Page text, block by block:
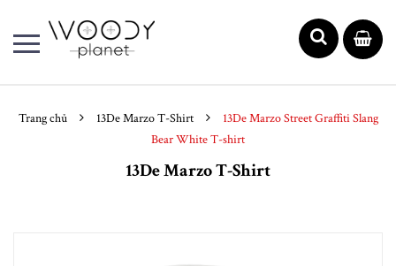
Trang chủ 13De Marzo T-Shirt
13De Marzo Street Graffiti Slang
Bear White T-shirt
13De Marzo T-Shirt